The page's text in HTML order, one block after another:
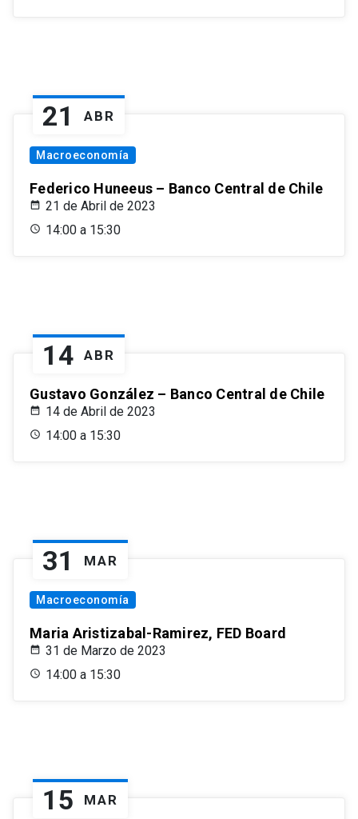
21 ABR
Macroeconomía
Federico Huneeus – Banco Central de Chile
21 de Abril de 2023
14:00 a 15:30
14 ABR
Gustavo González – Banco Central de Chile
14 de Abril de 2023
14:00 a 15:30
31 MAR
Macroeconomía
Maria Aristizabal-Ramirez, FED Board
31 de Marzo de 2023
14:00 a 15:30
15 MAR